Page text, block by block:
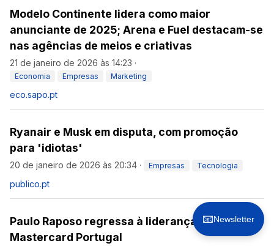
Modelo Continente lidera como maior
anunciante de 2025; Arena e Fuel destacam-se
nas agências de meios e criativas
21 de janeiro de 2026 às 14:23 ·
Economia Empresas Marketing
eco.sapo.pt
Ryanair e Musk em disputa, com promoção
para 'idiotas'
20 de janeiro de 2026 às 20:34 · Empresas Tecnologia
publico.pt
Paulo Raposo regressa à liderança da
Mastercard Portugal
📧Newsletter